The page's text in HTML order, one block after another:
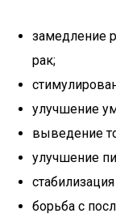
замедление
рак;
улучшение
выведение
улучшение
борьба с